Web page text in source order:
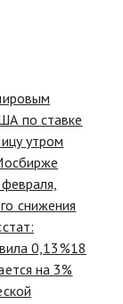
по ставке
утром
снижения
0,13%18
на 3%